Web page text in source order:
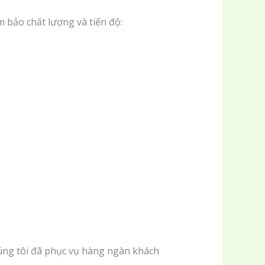
bảo chất lượng và tiến độ:
tôi đã phục vụ hàng ngàn khách